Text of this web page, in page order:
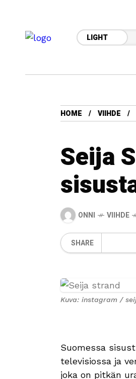
LIGHT
HOME VIIHDE
Seija
ONNI VIIHDE
SHARE
Kuva: instagram /
Suomessa
televisiossa ja
joka on pitkän